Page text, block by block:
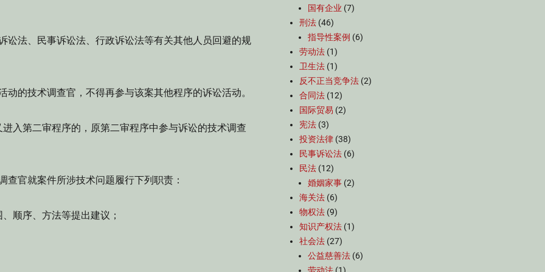
、民事诉讼法、行政诉讼法等有关其他人员回避的规
技术调查官，不得再参与该案其他程序的诉讼活动。
第二审程序的，原第二审程序中参与诉讼的技术调查
就案件所涉技术问题履行下列职责：
序、方法等提出建议；
国有企业 (7)
刑法 (46)
指导性案例 (6)
劳动法 (1)
卫生法 (1)
反不正当竞争法 (2)
合同法 (12)
国际贸易 (2)
宪法 (3)
投资法律 (38)
民事诉讼法 (6)
民法 (12)
婚姻家事 (2)
海关法 (6)
物权法 (9)
知识产权法 (1)
社会法 (27)
公益慈善法 (6)